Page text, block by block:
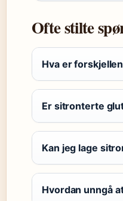
Ofte stilte
Hva er
Er sitronterte
Kan jeg lage
Hvordan unngå